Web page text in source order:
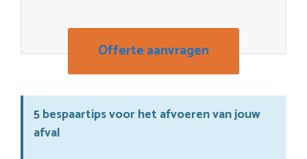
Offerte aanvragen
5 bespaartips voor het afvoeren van jouw
afval